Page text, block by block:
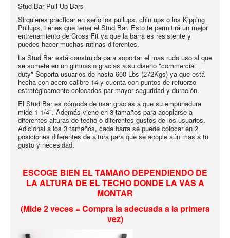
Stud Bar Pull Up Bars
Si quieres practicar en serio los pullups, chin ups o los Kipping
Pullups, tienes que tener el Stud Bar. Esto te permitirá un mejor
entrenamiento de Cross Fit ya que la barra es resistente y
puedes hacer muchas rutinas diferentes.
La Stud Bar está construida para soportar el mas rudo uso al que
se somete en un gimnasio gracias a su diseño "commercial
duty" Soporta usuarios de hasta 600 Lbs (272Kgs) ya que está
hecha con acero calibre 14 y cuenta con puntos de refuerzo
estratégicamente colocados par mayor seguridad y duración.
El Stud Bar es cómoda de usar gracias a que su empuñadura
mide 1 1/4". Además viene en 3 tamaños para acoplarse a
diferentes alturas de techo o diferentes gustos de los usuarios.
Adicional a los 3 tamaños, cada barra se puede colocar en 2
posiciones diferentes de altura para que se acople aún mas a tu
gusto y necesidad.
ESCOGE BIEN EL TAMAñO DEPENDIENDO DE
LA ALTURA DE EL TECHO DONDE LA VAS A
MONTAR
(Mide 2 veces = Compra la adecuada a la primera
vez)